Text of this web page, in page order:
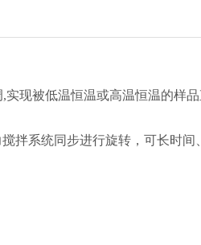
现被低温恒温或高温恒温的样
拌系统同步进行旋转，可长时间